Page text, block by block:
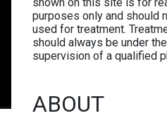
purposes only and should
used for treatment.
should always be under the
supervision of a qualified
ABOUT